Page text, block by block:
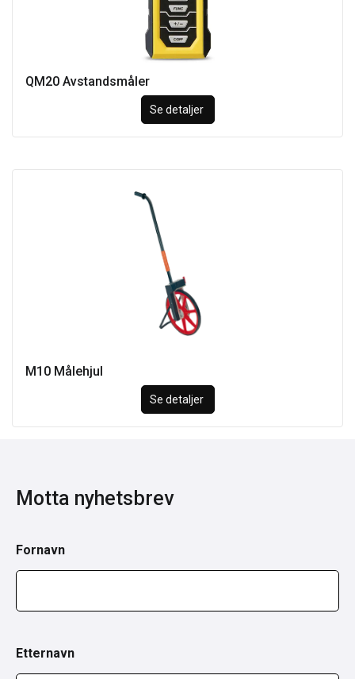
QM20 Avstandsmåler
Se detaljer
M10 Målehjul
Se detaljer
Motta nyhetsbrev
Fornavn
Etternavn